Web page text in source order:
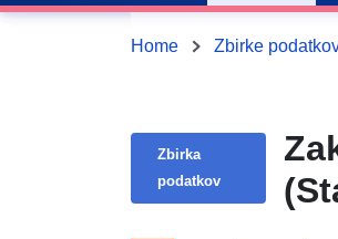
Home Zbirke
Zbirka
podatkov